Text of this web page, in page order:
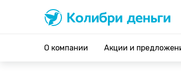
О компании Акции и